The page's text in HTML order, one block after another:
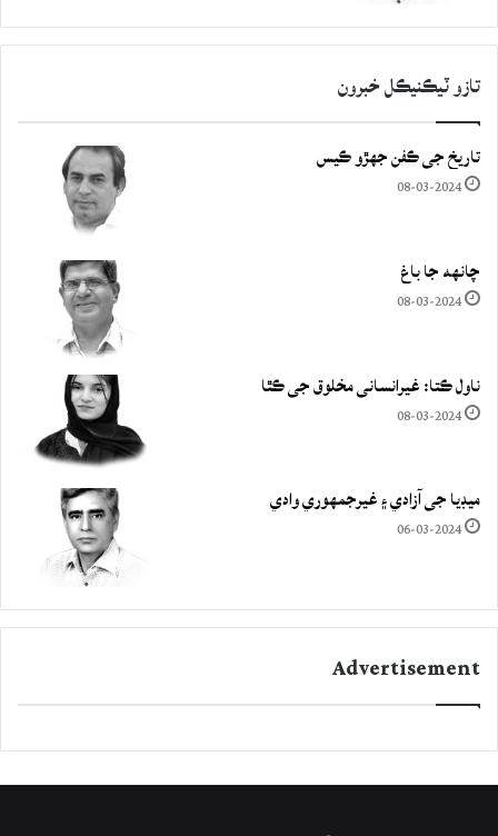
تازو ٽيڪنيڪل خبرون
تاريخ جي ڪفن جھڙو ڪيس
08-03-2024
چانهه جا باغ
08-03-2024
ناول ڪتا: غيرانساني مخلوق جي ڪٿا
08-03-2024
ميڊيا جي آزادي ۽ غيرجمھوري وادي
06-03-2024
Advertisement